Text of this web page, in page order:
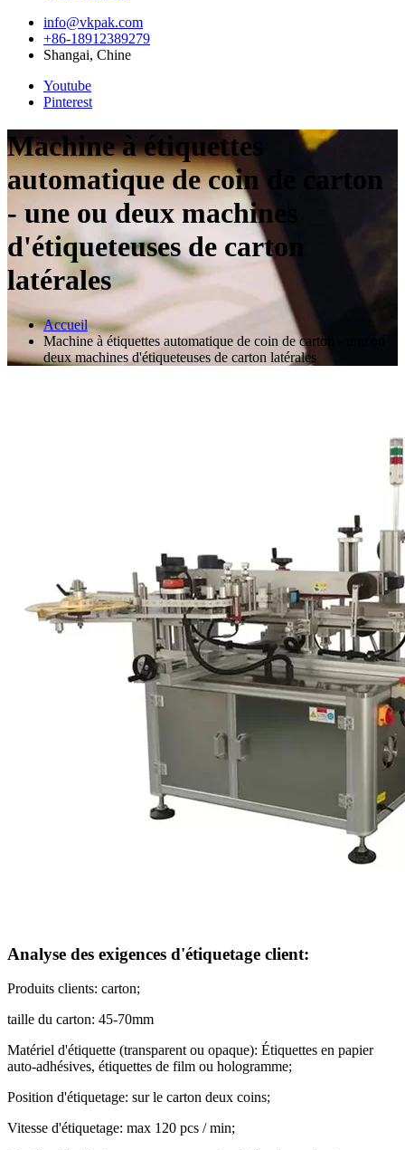
info@vkpak.com
+86-18912389279
Shangai, Chine
Youtube
Pinterest
Machine à étiquettes
automatique de coin de carton
- une ou deux machines
d'étiqueteuses de carton
latérales
Accueil
Machine à étiquettes automatique de coin de carton - une ou
deux machines d'étiqueteuses de carton latérales
Analyse des exigences d'étiquetage client:
Produits clients: carton;
taille du carton: 45-70mm
Matériel d'étiquette (transparent ou opaque): Étiquettes en papier
auto-adhésives, étiquettes de film ou hologramme;
Position d'étiquetage: sur le carton deux coins;
Vitesse d'étiquetage: max 120 pcs / min;